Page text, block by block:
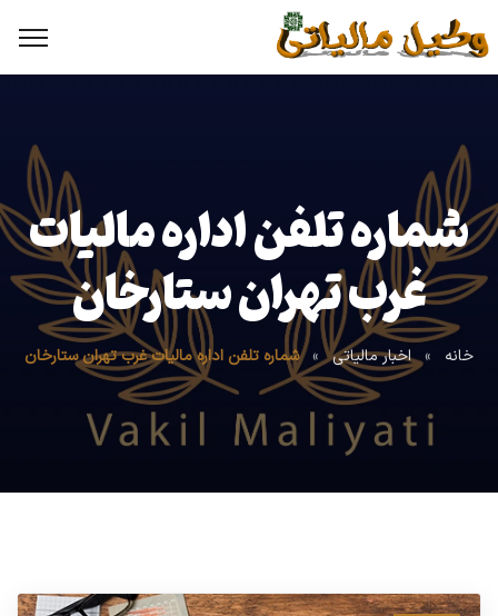
شماره تلفن اداره مالیات
غرب تهران ستارخان
خانه » اخبار مالیاتی » شماره تلفن اداره مالیات غرب تهران ستارخان